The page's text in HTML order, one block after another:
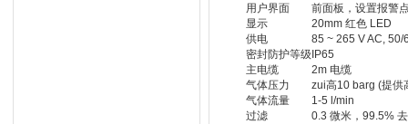
用户界面
前面板，设置报警
显示
20mm 红色 LED
供电
85 ~ 265 V AC, 50/
密封防护等级 IP65
主电缆
2m 电缆
气体压力
zui高10 barg (提供
气体流量
1-5 l/min
过滤
0.3 微米，99.5%